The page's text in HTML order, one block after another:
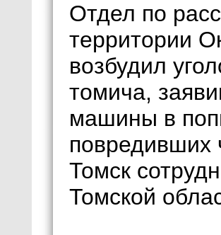
Отдел по
территории
возбудил
томича,
машины в
Томск
Томской